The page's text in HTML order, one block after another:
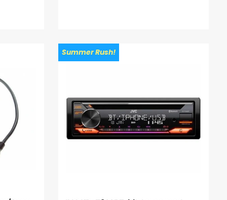
Summer Rush!